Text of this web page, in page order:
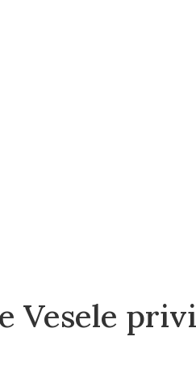
Vesele